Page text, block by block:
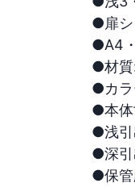
●扉シ
●A4
●材質
●カラ
●本
●浅
●深
●保管